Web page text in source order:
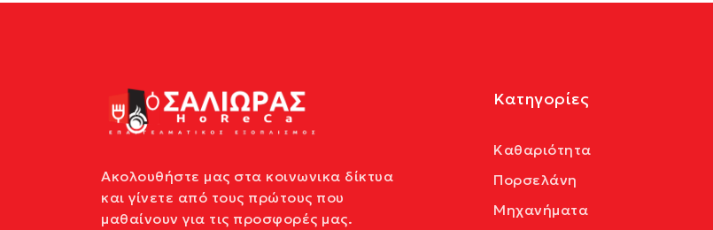
Ακολουθήστε μας στα κοινωνικα δίκτυα
και γίνετε από τους πρώτους που
μαθαίνουν για τις προσφορές μας.
Κατηγορίες
Καθαριότητα
Πορσελάνη
Μηχανήματα